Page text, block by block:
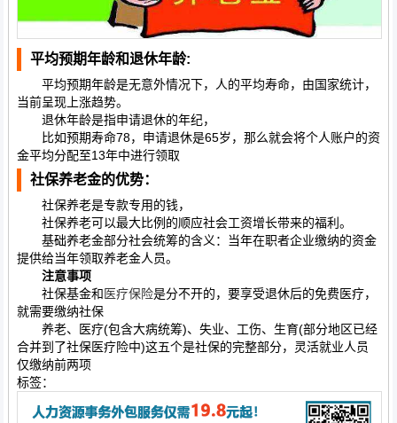
平均预期年龄和退休年龄:
平均预期年龄是无意外情况下，人的平均寿命，由国家统计，
当前呈现上涨趋势。
退休年龄是指申请退休的年纪，
比如预期寿命78，申请退休是65岁，那么就会将个人账户的资
金平均分配至13年中进行领取
社保养老金的优势：
社保养老是专款专用的钱，
社保养老可以最大比例的顺应社会工资增长带来的福利。
基础养老金部分社会统筹的含义：当年在职者企业缴纳的资金
提供给当年领取养老金人员。
注意事项
社保基金和医疗保险是分不开的，要享受退休后的免费医疗，
就需要缴纳社保
养老、医疗(包含大病统筹)、失业、工伤、生育(部分地区已经
合并到了社保医疗险中)这五个是社保的完整部分，灵活就业人员
仅缴纳前两项
标签：